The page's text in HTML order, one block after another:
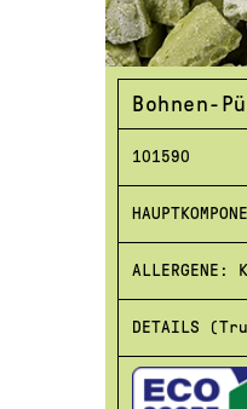
Bohnen-
101590
ALLERGENE:
DETAILS